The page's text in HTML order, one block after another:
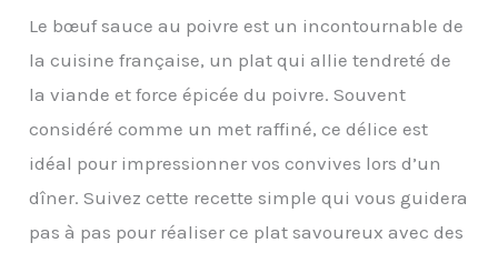
Le bœuf sauce au poivre est un incontournable de
la cuisine française, un plat qui allie tendreté de
la viande et force épicée du poivre. Souvent
considéré comme un met raffiné, ce délice est
idéal pour impressionner vos convives lors d’un
dîner. Suivez cette recette simple qui vous guidera
pas à pas pour réaliser ce plat savoureux avec des